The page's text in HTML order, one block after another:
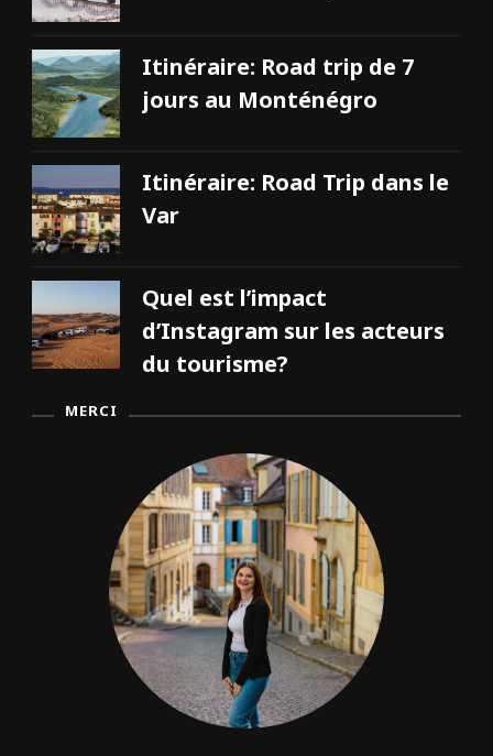
o
Itinéraire: Road trip de 7
jours au Monténégro
Itinéraire: Road Trip dans le
Var
Quel est l’impact
d’Instagram sur les acteurs
du tourisme?
MERCI